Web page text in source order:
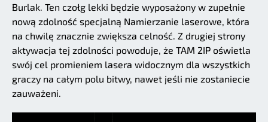
Burlak. Ten czołg lekki będzie wyposażony w zupełnie
nową zdolność specjalną Namierzanie laserowe, która
na chwilę znacznie zwiększa celność. Z drugiej strony
aktywacja tej zdolności powoduje, że TAM 2IP oświetla
swój cel promieniem lasera widocznym dla wszystkich
graczy na całym polu bitwy, nawet jeśli nie zostaniecie
zauważeni.